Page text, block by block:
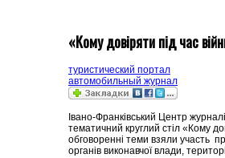
«Кому довіряти під час
туристический портал
автомобильный журнал
Івано-Франківський Центр
тематичний круглий стіл «Кому
обговоренні теми взяли участь
органів виконавчої влади,